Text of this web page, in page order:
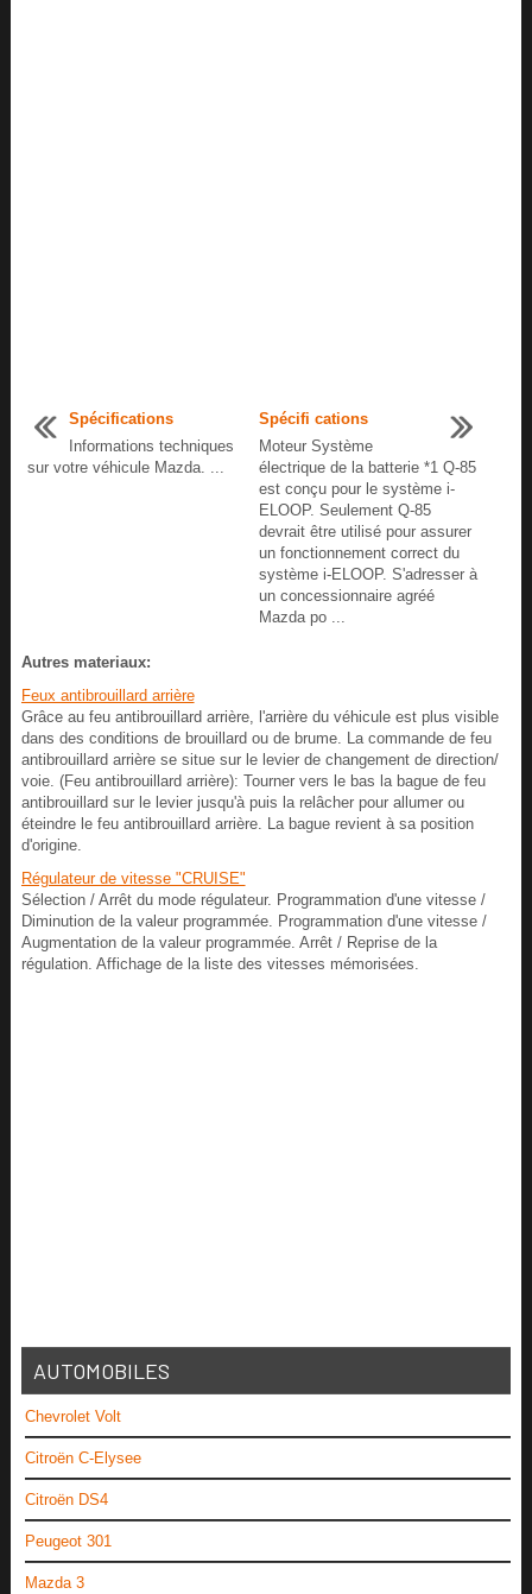
Spécifications
Informations techniques
sur votre véhicule Mazda. ...
Spécifi cations
Moteur Système
électrique de la batterie *1 Q-85
est conçu pour le système i-
ELOOP. Seulement Q-85
devrait être utilisé pour assurer
un fonctionnement correct du
système i-ELOOP. S'adresser à
un concessionnaire agréé
Mazda po ...
Autres materiaux:
Feux antibrouillard arrière
Grâce au feu antibrouillard arrière, l'arrière du véhicule est plus visible
dans des conditions de brouillard ou de brume. La commande de feu
antibrouillard arrière se situe sur le levier de changement de direction/
voie. (Feu antibrouillard arrière): Tourner vers le bas la bague de feu
antibrouillard sur le levier jusqu'à puis la relâcher pour allumer ou
éteindre le feu antibrouillard arrière. La bague revient à sa position
d'origine.
Régulateur de vitesse "CRUISE"
Sélection / Arrêt du mode régulateur. Programmation d'une vitesse /
Diminution de la valeur programmée. Programmation d'une vitesse /
Augmentation de la valeur programmée. Arrêt / Reprise de la
régulation. Affichage de la liste des vitesses mémorisées.
AUTOMOBILES
Chevrolet Volt
Citroën C-Elysee
Citroën DS4
Peugeot 301
Mazda 3